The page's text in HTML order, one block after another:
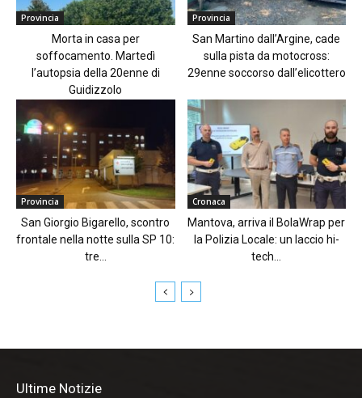
Provincia
Morta in casa per
soffocamento. Martedì
l’autopsia della 20enne di
Guidizzolo
Provincia
San Martino dall’Argine, cade
sulla pista da motocross:
29enne soccorso dall’elicottero
Provincia
San Giorgio Bigarello, scontro
frontale nella notte sulla SP 10:
tre...
Cronaca
Mantova, arriva il BolaWrap per
la Polizia Locale: un laccio hi-
tech...
Ultime Notizie